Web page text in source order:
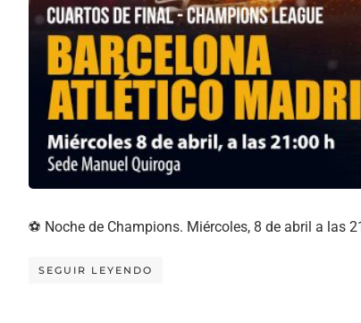
⚽ Noche de Champions. Miércoles, 8 de abril a las
SEGUIR LEYENDO